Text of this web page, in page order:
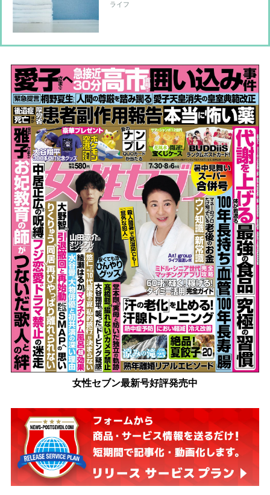
ライフ
女性セブン最新号好評発売中